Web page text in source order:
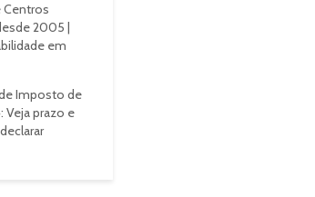
Centros
2005 |
em
Imposto de
Veja prazo e